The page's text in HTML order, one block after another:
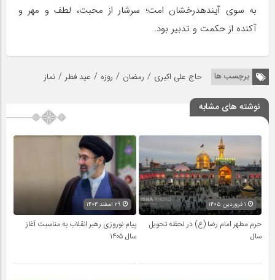
به سوی آیندهدرخشان امت؛ سرشار از محبت، لطف و مهر و
آکنده از حکمت و تدبیر بود.
برچسب ها حاج علی اکبری / رمضان / روزه / عید فطر / نماز
نوشته های مشابه
حرم مطهر امام رضا (ع) در لحظه تحویل
سال
پیام نوروزی رهبر انقلاب به مناسبت آغاز
سال ۱۴۰۵